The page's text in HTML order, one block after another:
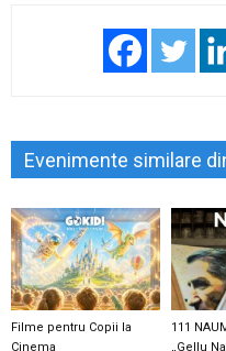
Evenimente similare
Filme pentru Copii la
Cinema
111
„Gellu